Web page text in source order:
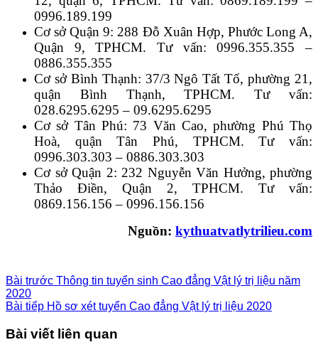
0996.189.199
Cơ sở Quận 9: 288 Đỗ Xuân Hợp, Phước Long A,
Quận 9, TPHCM. Tư vấn: 0996.355.355 –
0886.355.355
Cơ sở Bình Thạnh: 37/3 Ngô Tất Tố, phường 21,
quận Bình Thạnh, TPHCM. Tư vấn:
028.6295.6295 – 09.6295.6295
Cơ sở Tân Phú: 73 Văn Cao, phường Phú Thọ
Hoà, quận Tân Phú, TPHCM. Tư vấn:
0996.303.303 – 0886.303.303
Cơ sở Quận 2: 232 Nguyễn Văn Hưởng, phường
Thảo Điền, Quận 2, TPHCM. Tư vấn:
0869.156.156 – 0996.156.156
Nguồn: kythuatvatlytrilieu.com
Bài trước Thông tin tuyển sinh Cao đẳng Vật lý trị liệu năm
2020
Bài tiếp Hồ sơ xét tuyển Cao đẳng Vật lý trị liệu 2020
Bài viết liên quan